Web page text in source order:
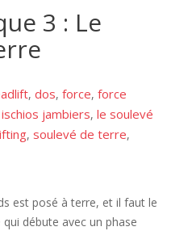
3 : Le
,dos,force,force
ischios jambiers,le soulevé
,soulevé de terre,
est posé à terre, et il faut le
qui débute avec un phase